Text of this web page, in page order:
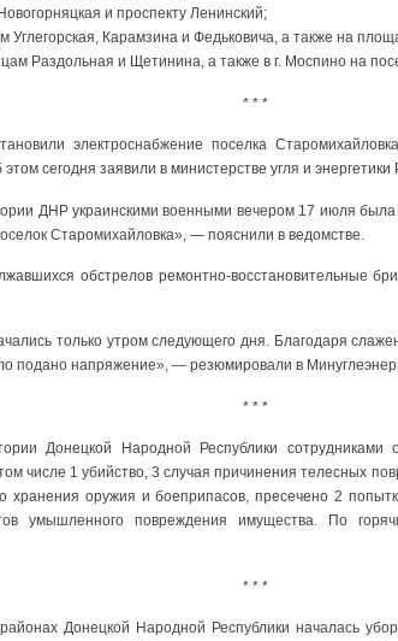
и проспекту Ленинский;
Углегорская, Карамзина и Федьковича, а также на
Раздольная и Щетинина, а также в г. Моспино на
* * *
электроснабжение поселка
сегодня заявили в министерстве угля и энергетики
ДНР украинскими военными вечером 17 июля
Старомихайловка», — пояснили в ведомстве.
обстрелов ремонтно-восстановительные
только утром следующего дня. Благодаря
подано напряжение», — резюмировали в
* * *
Донецкой Народной Республики сотрудниками
числе 1 убийство, 3 случая причинения телесных
хранения оружия и боеприпасов, пресечено 2
умышленного повреждения имущества. По
* * *
Донецкой Народной Республики началась